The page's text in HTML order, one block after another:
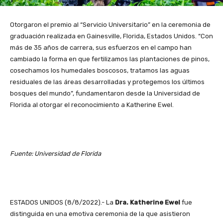
Otorgaron el premio al “Servicio Universitario” en la ceremonia de
graduación realizada en Gainesville, Florida, Estados Unidos. “Con
más de 35 años de carrera, sus esfuerzos en el campo han
cambiado la forma en que fertilizamos las plantaciones de pinos,
cosechamos los humedales boscosos, tratamos las aguas
residuales de las áreas desarrolladas y protegemos los últimos
bosques del mundo”, fundamentaron desde la Universidad de
Florida al otorgar el reconocimiento a Katherine Ewel.
Fuente: Universidad de Florida
ESTADOS UNIDOS (8/8/2022).- La Dra. Katherine Ewel fue
distinguida en una emotiva ceremonia de la que asistieron